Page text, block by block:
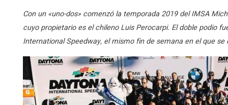
Con un «uno-dos» comenzó la temporada 2019 del IMSA
cuyo propietario es el chileno Luis Perocarpi. El doble podio
International Speedway, el mismo fin de semana en el que